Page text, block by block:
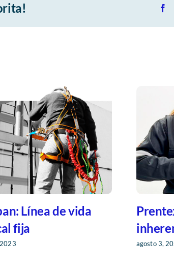
celebramos 89
trayectoria
contra